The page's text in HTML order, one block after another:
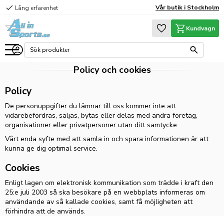
Meny
check Lång erfarenhet Vår butik i Stockholm
Favoriter
Kundvagn
Policy och cookies
Policy
De personuppgifter du lämnar till oss kommer inte att
vidarebefordras, säljas, bytas eller delas med andra företag,
organisationer eller privatpersoner utan ditt samtycke.
Vårt enda syfte med att samla in och spara informationen är att
kunna ge dig optimal service.
Cookies
Enligt lagen om elektronisk kommunikation som trädde i kraft den
25:e juli 2003 så ska besökare på en webbplats informeras om
användande av så kallade cookies, samt få möjligheten att
förhindra att de används.